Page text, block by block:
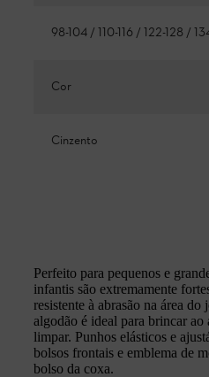
98-104 / 110-116 / 122-128 /
Cor
Cinzento
Perfeito para pequenos e
infantis são extremamente
resistente à abrasão na área
algodão é ideal para brincar ao
limpar. Punhos elásticos e
bolsos frontais e emblema de
bolso da coxa.